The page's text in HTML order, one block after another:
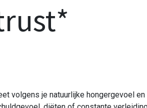
volgens je natuurlijke hongergevoel